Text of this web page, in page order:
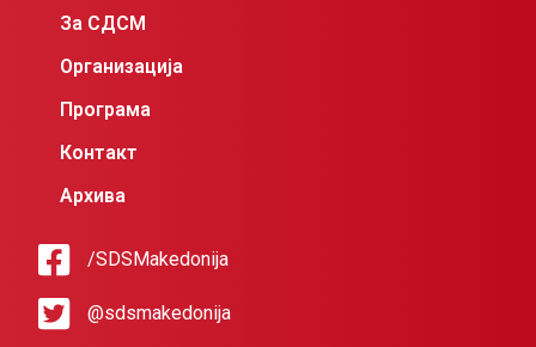
За СДСМ
Организација
Програма
Контакт
Архива
/SDSMakedonija
@sdsmakedonija